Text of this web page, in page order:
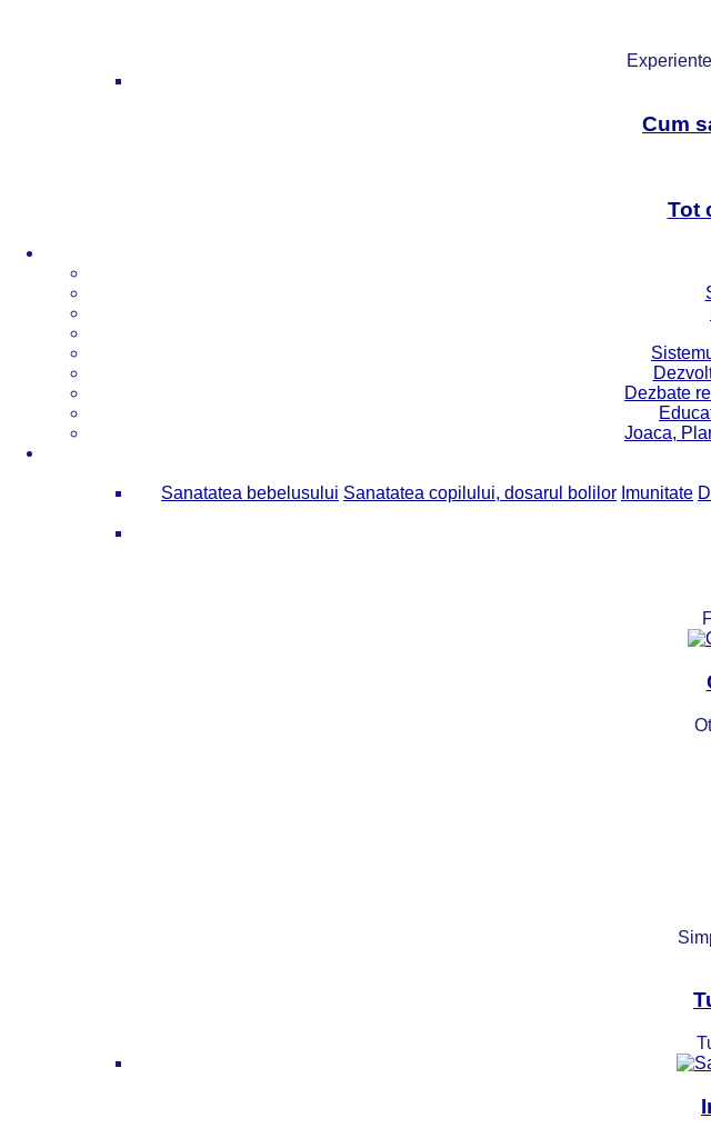
Cum
Tot
Dezbate
Joaca,
Sanatatea bebelusului Sanatatea copilului, dosarul bolilor Imunitate